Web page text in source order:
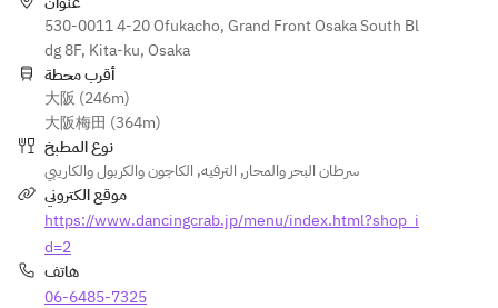
体がお
祝いム
ード一
色に染
まりま
す！
※お写
真はイ
メージ
です。
予告な
コンボ
バッグ
のソー
スをお
選び下
さい。
※写真
はイメ
ージで
す
530-0011 4-20 Ofukacho, Grand Front Osaka South Bl
dg 8F, Kita-ku, Osaka
أقرب محطة
大阪 (246m)
大阪梅田 (364m)
نوع المطبخ
سرطان البحر والمحار, الترفيه, الكاجون والكربول والكاريبي
موقع الكتروني
https://www.dancingcrab.jp/menu/index.html?shop_i
d=2
هاتف
06-6485-7325